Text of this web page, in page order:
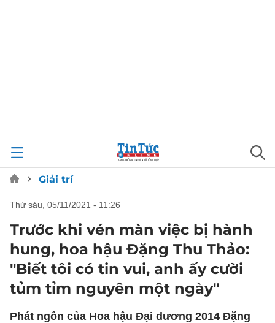
Giải trí
thứ sáu, 05/11/2021 - 11:26
Trước khi vén màn việc bị hành
hung, hoa hậu Đặng Thu Thảo:
"Biết tôi có tin vui, anh ấy cười
tủm tỉm nguyên một ngày"
Phát ngôn của Hoa hậu Đại dương 2014 Đặng